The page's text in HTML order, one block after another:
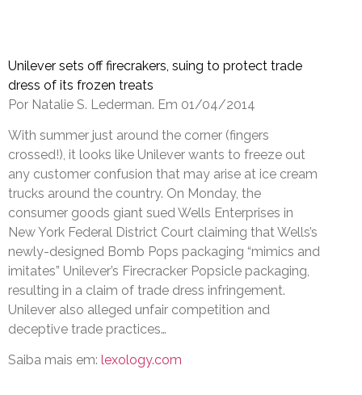
Unilever sets off firecrakers, suing to protect trade
dress of its frozen treats
Por Natalie S. Lederman. Em 01/04/2014
With summer just around the corner (fingers
crossed!), it looks like Unilever wants to freeze out
any customer confusion that may arise at ice cream
trucks around the country. On Monday, the
consumer goods giant sued Wells Enterprises in
New York Federal District Court claiming that Wells’s
newly-designed Bomb Pops packaging “mimics and
imitates” Unilever’s Firecracker Popsicle packaging,
resulting in a claim of trade dress infringement.
Unilever also alleged unfair competition and
deceptive trade practices…
Saiba mais em: lexology.com